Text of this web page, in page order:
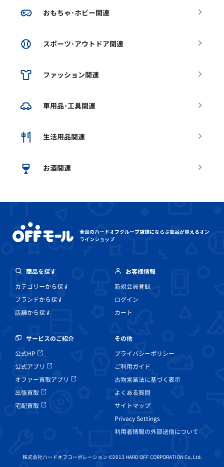
おもちゃ･ホビー関連
スポーツ･アウトドア関連
ファッション関連
車用品･工具関連
生活用品関連
お酒関連
全国のハードオフグループ店舗にならぶ商品が買えるオン
ラインショップ
商品を探す
カテゴリーから探す
ブランドから探す
店舗から探す
お客様情報
新規会員登録
ログイン
カート
サービスのご紹介
公式HP
公式アプリ
オファー買取アプリ
出張買取
宅配買取
その他
プライバシーポリシー
ご利用ガイド
古物営業法に基づく表示
よくある質問
サイトマップ
Privacy Settings
利用者情報の外部送信について
株式会社ハードオフコーポレーション ©2013 HARD OFF CORPORATION Co, Ltd.